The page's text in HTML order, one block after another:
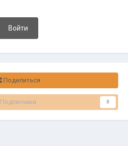
Войти
Поделиться
Подписчики 0